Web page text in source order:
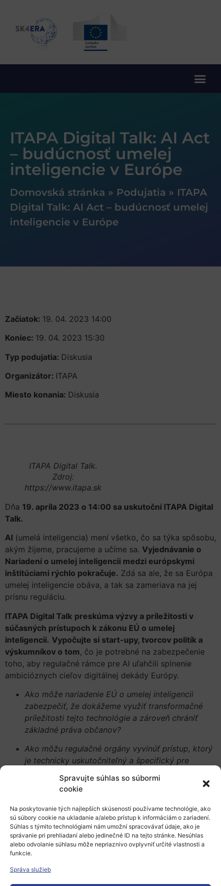
Spravujte súhlas so súbormi
cookie
Na poskytovanie tých najlepších skúseností používame technológie, ako
sú súbory cookie na ukladanie a/alebo prístup k informáciám o zariadení.
Súhlas s týmito technológiami nám umožní spracovávať údaje, ako je
správanie pri prehliadaní alebo jedinečné ID na tejto stránke. Nesúhlas
alebo odvolanie súhlasu môže nepriaznivo ovplyvniť určité vlastnosti a
funkcie.
Správa služieb
ITAPA Digital Talk: AI Act
– budúcnosť umelej
inteligencie v Európe
Domovská stránka » Podujatia » ITAPA
Digital Talk: AI Act – budúcnosť umelej
inteligencie v Európe
Začiatok: 19. 04. 2023 14:00
Koniec: 19. 04. 2023 15:30
Typ podujatia: Diskusia
Organizátor: ITAPA
Miesto konania: Diskusia
ITAPA Digital Talk.
Zdroj:
https://www.itapa.sk
Dňa 19. apríla 2023 o 14:00 sa uskutoční ITAPA Digital
Talk.
AI (umelá inteligencia) mení všetko, čo sa týka spôsobu,
akým žijeme, pracujeme a učíme sa. Vyjednávanie o
Nariadení o umelej inteligencii medzi európskymi
inštitúciami rýchlo pokračuje. Zdá sa ale, že sa Európa
umelej inteligencie obáva, a tak sa zameriava na jej
prísnu reguláciu.
ITAPA Digital Talk preskúma výzvy a príležitosti v
súčasných prístupoch k zákonu EÚ o umelej
inteligencii. Vypočujte si start-upy, tvorcov politík a
výskumníkov o tom, čo je potrebné na zabezpečenie
toho, aby regulačné rámce pre AI uľahčili splnenie
ambicióznych cieľov digitálnej dekády Európy.
Ako môže nariadenie EÚ o umelej inteligencii
zabezpečiť, že dokážeme využiť transformačné
príležitosti tejto technológie a zároveň chrániť
základné práva občanov?
Ako môžu regulačné orgány vyvinúť prístup, ktorý
je technicky uskutočniteľný a špecifický pre
konkrétny prípad použitia, a zároveň zabezpečiť,
aby Európa nezaostávala za ostatnými časťami
Ako zabezpečiť, aby bola Európa na tomto poli
konkurencieschopná s USA a Čínou?
Je ambícia Európy regulovať využívanie umelej
inteligencie na globálnej úrovni na mieste?